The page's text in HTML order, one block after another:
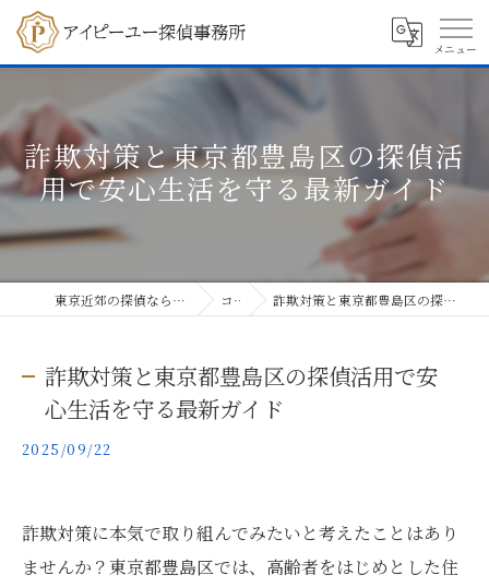
詐欺対策と東京都豊島区の探偵活
用で安心生活を守る最新ガイド
東京近郊の探偵ならアイピーユー探偵事務所 コラム 詐欺対策と東京都豊島区の探偵活用で安心生活を守る最新ガイド
詐欺対策と東京都豊島区の探偵活用で安
心生活を守る最新ガイド
2025/09/22
詐欺対策に本気で取り組んでみたいと考えたことはあり
ませんか？東京都豊島区では、高齢者をはじめとした住